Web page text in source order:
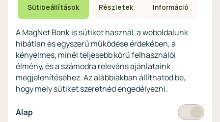
Megtakarítások non-
profitoknak
Digitális szolgáltatások non-
profitoknak
eszközökön
Vértezze fel magát a
kibercsalásokkal
szemben!
Látogasson el a KiberPajzs
honlapra!
Sütibeállítások Részletek Információ
A MagNet Bank is sütiket használ a weboldalunk
hibátlan és egyszerű működése érdekében, a
kényelmes, minél teljesebb körű felhasználói
élmény, és a számodra releváns ajánlataink
megjelenítéséhez. Az alábbiakban állíthatod be,
hogy mely sütiket szeretnéd engedélyezni.
Alap Kötelező